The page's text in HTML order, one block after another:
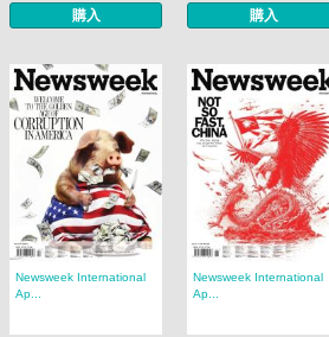
購入 購入
Newsweek International
Ap...
Newsweek International
Ap...